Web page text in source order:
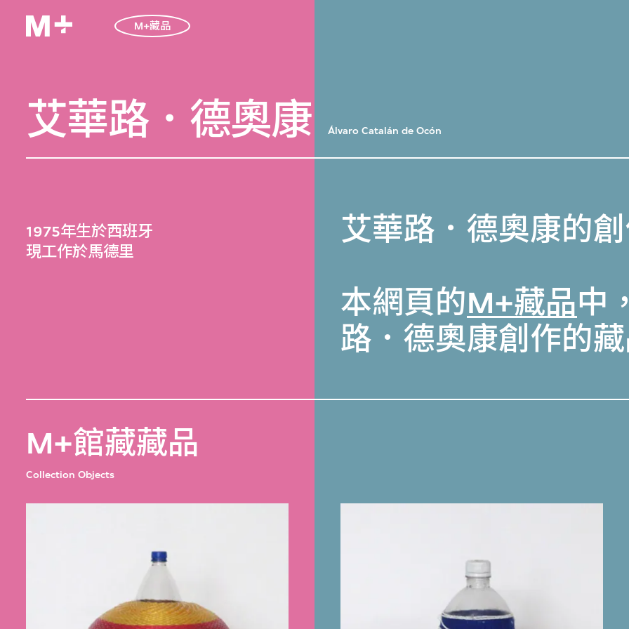
M+藏品
艾華路．德奧康 Álvaro Catalán de Ocón
1975年生於西班牙
現工作於馬德里
艾華路．德奧康的
本網頁的M+藏品中
路．德奧康創作的
M+館藏藏品
Collection Objects